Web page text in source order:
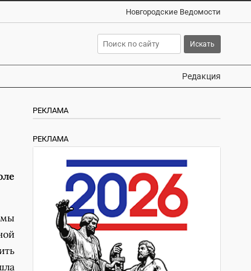
Новгородские Ведомости
Редакция
РЕКЛАМА
РЕКЛАМА